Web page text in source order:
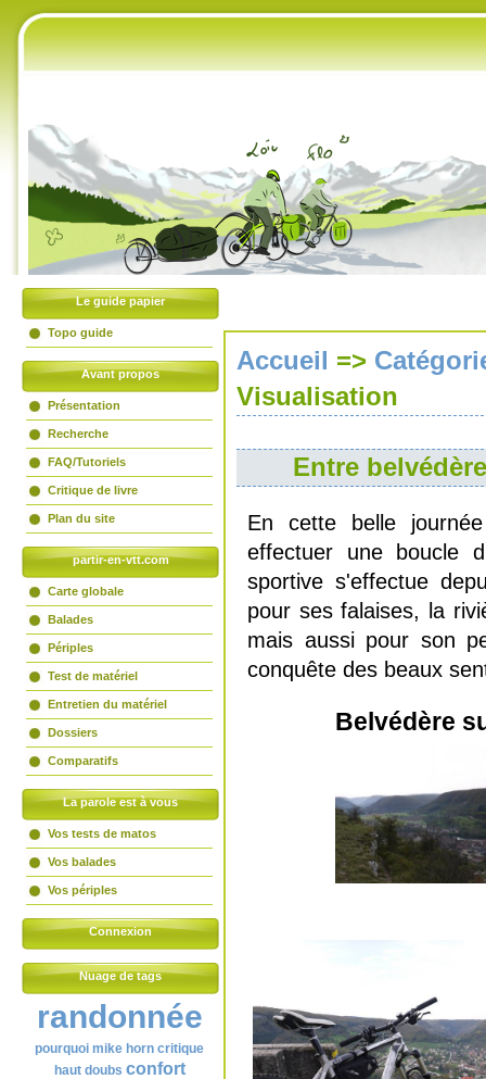
Le guide papier
Topo guide
Avant propos
Présentation
Recherche
FAQ/Tutoriels
Critique de livre
Plan du site
partir-en-vtt.com
Carte globale
Balades
Périples
Test de matériel
Entretien du matériel
Dossiers
Comparatifs
La parole est à vous
Vos tests de matos
Vos balades
Vos périples
Connexion
Nuage de tags
randonnée
pourquoi mike horn critique
haut doubs confort
Accueil =>
Visualisation
Entre
En cette belle
effectuer une boucle
sportive s'effectue
pour ses falaises, la
mais aussi pour son
conquête des beaux
Belvédère